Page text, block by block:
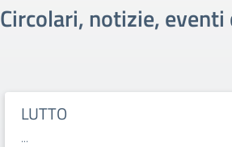
Circolari, notizie,
LUTTO
...